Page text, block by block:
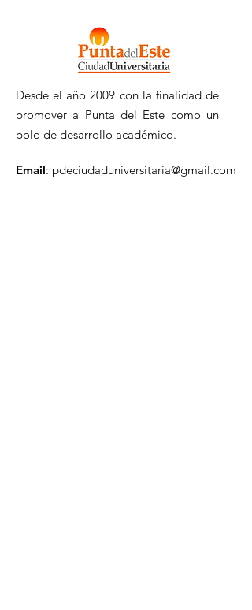
Desde el año 2009 con la finalidad de
promover a Punta del Este como un
polo de desarrollo académico.
Email: pdeciudaduniversitaria@gmail.com